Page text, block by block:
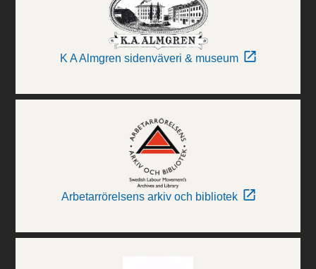
K A Almgren sidenväveri & museum
Arbetarrörelsens arkiv och bibliotek